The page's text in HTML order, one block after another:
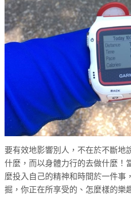
要有效地影響別人，不在於不斷地
什麼，而以身體力行的去做什麼！
麼投入自己的精神和時間於一件事
掘，你正在所享受的、怎麼樣的樂